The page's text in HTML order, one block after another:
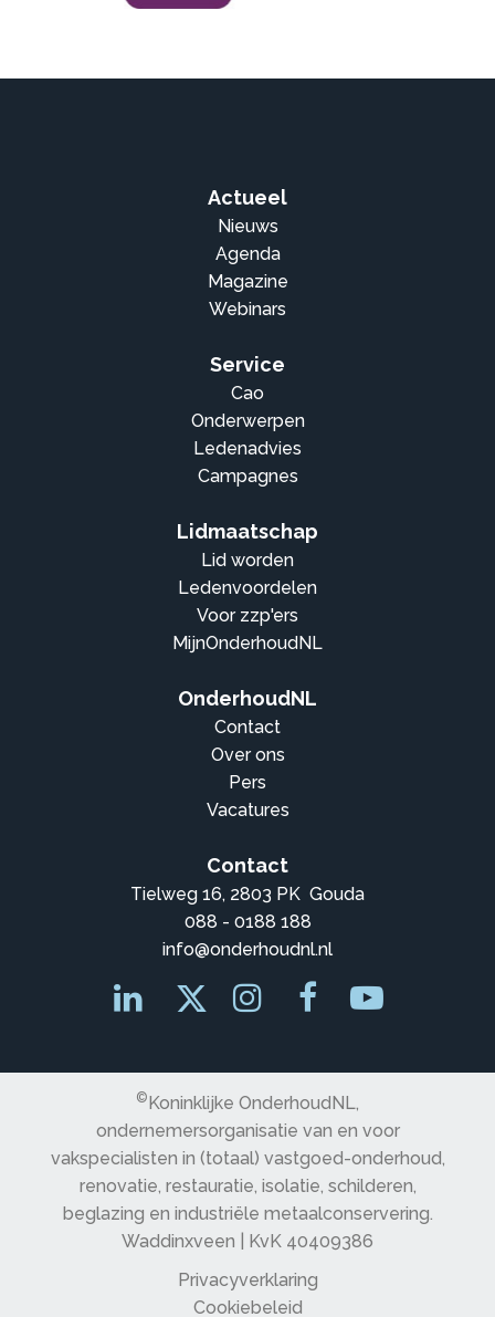
Actueel
Nieuws
Agenda
Magazine
Webinars
Service
Cao
Onderwerpen
Ledenadvies
Campagnes
Lidmaatschap
Lid worden
Ledenvoordelen
Voor zzp'ers
MijnOnderhoudNL
OnderhoudNL
Contact
Over ons
Pers
Vacatures
Contact
Tielweg 16, 2803 PK Gouda
088 - 0188 188
info@onderhoudnl.nl
© Koninklijke OnderhoudNL,
ondernemersorganisatie van en voor
vakspecialisten in (totaal) vastgoed-onderhoud,
renovatie, restauratie, isolatie, schilderen,
beglazing en industriële metaalconservering.
Waddinxveen | KvK 40409386
Privacyverklaring
Cookiebeleid